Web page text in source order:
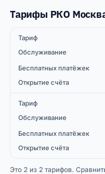
Тарифы РКО
Это 2 из 2 тарифов.